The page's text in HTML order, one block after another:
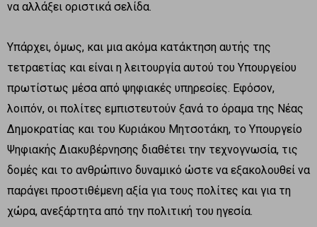
να αλλάξει οριστικά σελίδα.
Υπάρχει, όμως, και μια ακόμα κατάκτηση αυτής της
τετραετίας και είναι η λειτουργία αυτού του Υπουργείου
πρωτίστως μέσα από ψηφιακές υπηρεσίες. Εφόσον,
λοιπόν, οι πολίτες εμπιστευτούν ξανά το όραμα της Νέας
Δημοκρατίας και του Κυριάκου Μητσοτάκη, το Υπουργείο
Ψηφιακής Διακυβέρνησης διαθέτει την τεχνογνωσία, τις
δομές και το ανθρώπινο δυναμικό ώστε να εξακολουθεί να
παράγει προστιθέμενη αξία για τους πολίτες και για τη
χώρα, ανεξάρτητα από την πολιτική του ηγεσία.